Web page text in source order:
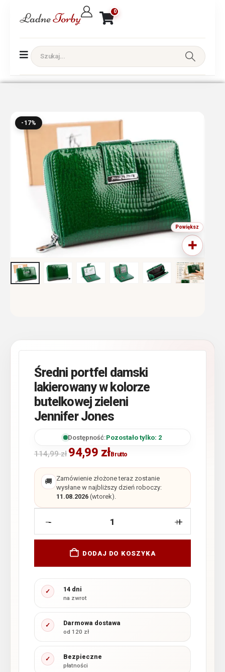
0
-17%
Średni portfel damski
lakierowany w kolorze
butelkowej zieleni
Jennifer Jones
Dostępność:Pozostało tylko: 2
114,99zł 94,99 złBrutto
🚚 Zamówienie złożone teraz zostanie
wysłane w najbliższy dzień roboczy:
11.08.2026(wtorek).
- +
DODAJ DO KOSZYKA
✓ 14 dni
na zwrot
✓ Darmowa dostawa
od 120 zł
✓ Bezpieczne
płatności